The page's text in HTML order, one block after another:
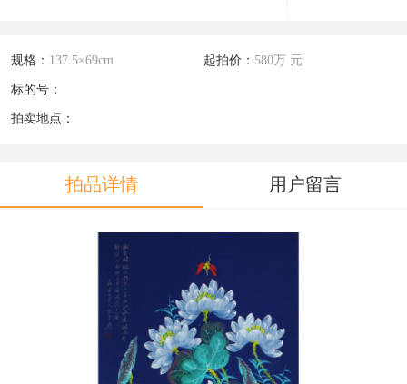
规格： 137.5×69cm 起拍价： 580万 元
标的号：
拍卖地点：
拍品详情 用户留言